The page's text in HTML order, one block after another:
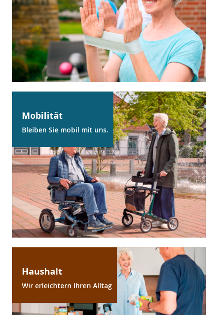
Mobilität
Bleiben Sie mobil mit uns.
Haushalt
Wir erleichtern Ihren Alltag